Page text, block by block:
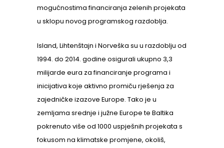
mogućnostima financiranja zelenih projekata
u sklopu novog programskog razdoblja.
Island, Lihtenštajn i Norveška su u razdoblju od
1994. do 2014. godine osigurali ukupno 3,3
milijarde eura za financiranje programa i
inicijativa koje aktivno promiču rješenja za
zajedničke izazove Europe. Tako je u
zemljama srednje i južne Europe te Baltika
pokrenuto više od 1000 uspješnih projekata s
fokusom na klimatske promjene, okoliš,